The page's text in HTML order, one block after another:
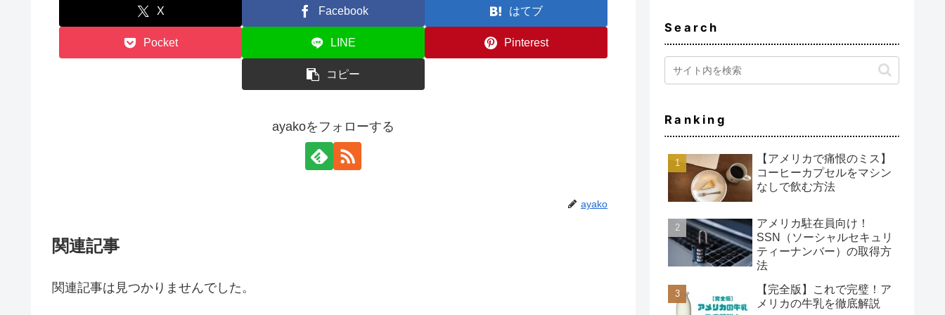
X Facebook はてブ
Pocket LINE Pinterest
コピー
ayakoをフォローする
ayako
関連記事
関連記事は見つかりませんでした。
Search
Ranking
【アメリカで痛恨のミス】
コーヒーカプセルをマシン
なしで飲む方法
アメリカ駐在員向け！
SSN（ソーシャルセキュリ
ティーナンバー）の取得方
法
【完全版】これで完璧！ア
メリカの牛乳を徹底解説